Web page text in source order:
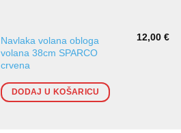
Navlaka volana obloga
volana 38cm SPARCO
crvena
12,00 €
DODAJ U KOŠARICU